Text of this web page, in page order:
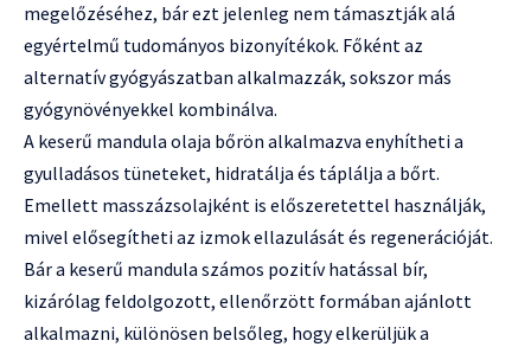
megelőzéséhez, bár ezt jelenleg nem támasztják alá
egyértelmű tudományos bizonyítékok. Főként az
alternatív gyógyászatban alkalmazzák, sokszor más
gyógynövényekkel kombinálva.
A keserű mandula olaja bőrön alkalmazva enyhítheti a
gyulladásos tüneteket, hidratálja és táplálja a bőrt.
Emellett masszázsolajként is előszeretettel használják,
mivel elősegítheti az izmok ellazulását és regenerációját.
Bár a keserű mandula számos pozitív hatással bír,
kizárólag feldolgozott, ellenőrzött formában ajánlott
alkalmazni, különösen belsőleg, hogy elkerüljük a